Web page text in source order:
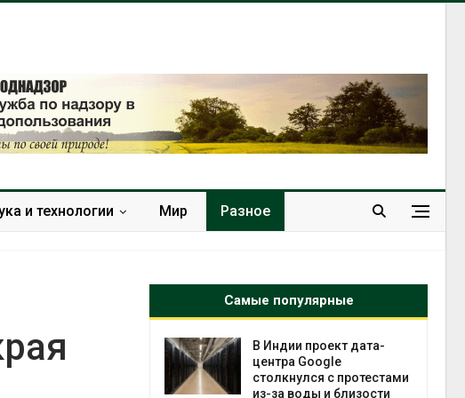
и технологии Мир Разное
Самые популярные
Корея ускорит
солнечной
В Индии проект дата-
центра Google
столкнулся с протестами
из-за воды и близости